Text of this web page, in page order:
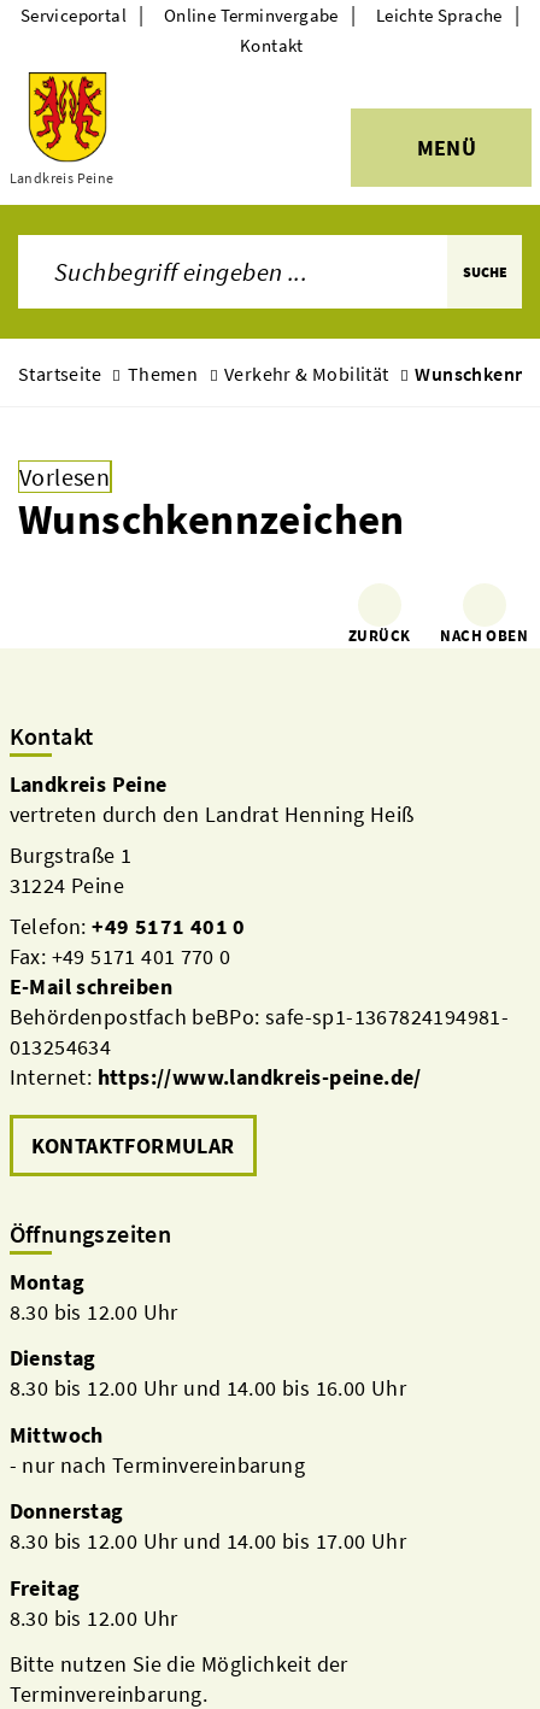
Themen
Landkreis Peine
MENÜ
Serviceportal | Online Terminvergabe | Leichte Sprache |
Kontakt
SUCHE
Startseite Themen Verkehr & Mobilität
Vorlesen
Wunschkennzeichen
ZURÜCK NACH OBEN
Kontakt
Landkreis Peine
vertreten durch den Landrat Henning Heiß
Burgstraße 1
31224 Peine
Telefon:+49 5171 401 0
Fax: +49 5171 401 770 0
E-Mail schreiben
Behördenpostfach beBPo: safe-sp1-1367824194981-
013254634
Internet: https://www.landkreis-peine.de/
KONTAKTFORMULAR
Öffnungszeiten
Montag
8.30 bis 12.00 Uhr
Dienstag
8.30 bis 12.00 Uhr und 14.00 bis 16.00 Uhr
Mittwoch
- nur nach Terminvereinbarung
Donnerstag
8.30 bis 12.00 Uhr und 14.00 bis 17.00 Uhr
Freitag
8.30 bis 12.00 Uhr
Bitte nutzen Sie die Möglichkeit der
Terminvereinbarung.